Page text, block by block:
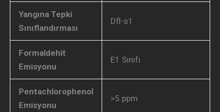
Yangına Tepki
Sınıflandırması
Dfl-s1
Formaldehit
Emisyonu
E1 Sınıfı
Pentachlorophenol
Emisyonu
>5 ppm